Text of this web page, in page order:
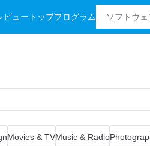
ビュー トッププログラム
Movies & TVMusic & Radio